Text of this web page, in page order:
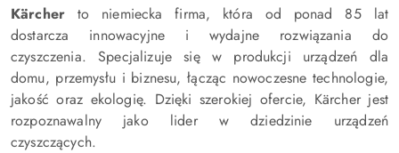
Kärcher to niemiecka firma, która od ponad 85 lat
dostarcza innowacyjne i wydajne rozwiązania do
czyszczenia. Specjalizuje się w produkcji urządzeń dla
domu, przemysłu i biznesu, łącząc nowoczesne technologie,
jakość oraz ekologię. Dzięki szerokiej ofercie, Kärcher jest
rozpoznawalny jako lider w dziedzinie urządzeń
czyszczących.